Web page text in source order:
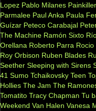
Lopez Pablo Milanes Painkiller
Parmalee Paul Anka Paula
Guízar Peteco Carabajal
The Machine Ramón Sixto
Orellana Roberto Parra Rocio
Roy Orbison Ruben Blades
Seether Sleeping with Sirens
41 Sumo Tchaikovsky Teen
Hollies The Jam The
Tomatito Tracy Chapman Tu
Weekend Van Halen Vanesa